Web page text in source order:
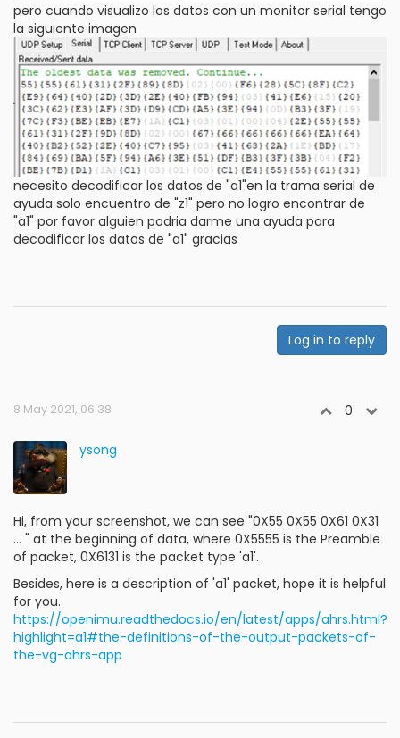
pero cuando visualizo los datos con un monitor serial tengo
la siguiente imagen
necesito decodificar los datos de "a1"en la trama serial de
ayuda solo encuentro de "z1" pero no logro encontrar de
"a1" por favor alguien podria darme una ayuda para
decodificar los datos de "a1" gracias
Log in to reply
8 May 2021, 06:38 0
ysong
Hi, from your screenshot, we can see "0X55 0X55 0X61 0X31
... " at the beginning of data, where 0X5555 is the Preamble
of packet, 0X6131 is the packet type 'a1'.
Besides, here is a description of 'a1' packet, hope it is helpful
for you.
https://openimu.readthedocs.io/en/latest/apps/ahrs.html?
highlight=a1#the-definitions-of-the-output-packets-of-
the-vg-ahrs-app